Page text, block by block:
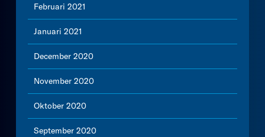
Februari 2021
Januari 2021
December 2020
November 2020
Oktober 2020
September 2020